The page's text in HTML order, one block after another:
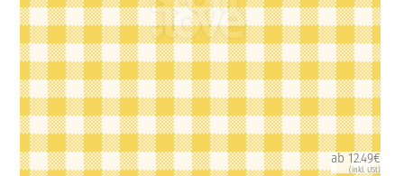
ab 12.49€
(inkl. USt)